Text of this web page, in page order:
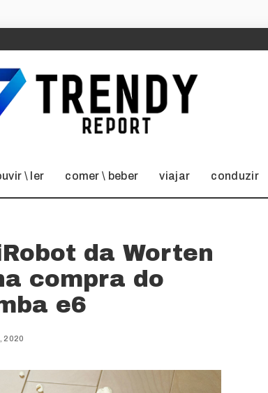
\ ler comer \ beber viajar conduzir
da Worten
compra do
e6
2020